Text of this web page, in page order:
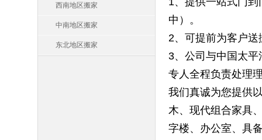
西南地区搬家
中南地区搬家
东北地区搬家
中）。
2、可提前为客户
3、公司与中国太
专人全程负责处理
我们真诚为您提供
木、现代组合家具
字楼、办公室、具